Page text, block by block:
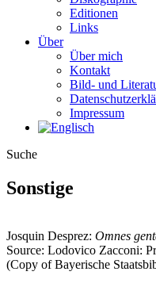
Editionen
Links
Über
Über mich
Kontakt
Bild- und
Impressum
Suche
Sonstige
Josquin Desprez: Omnes
Source: Lodovico Zacconi:
(Copy of Bayerische